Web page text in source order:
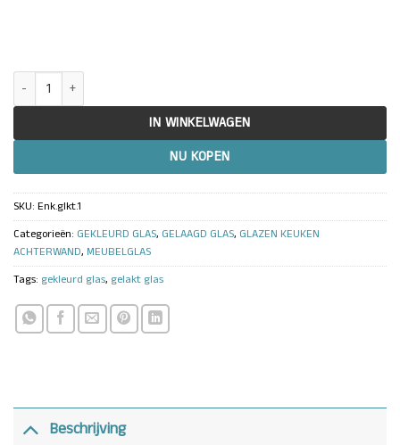
Gekleurd glas op maat | Gehard Hittebestendig gelakt glaspaneel
IN WINKELWAGEN
NU KOPEN
SKU: Enk.glkt.1
Categorieën: GEKLEURD GLAS, GELAAGD GLAS, GLAZEN KEUKEN
ACHTERWAND, MEUBELGLAS
Tags: gekleurd glas, gelakt glas
Beschrijving